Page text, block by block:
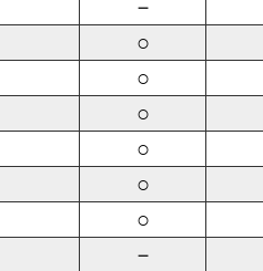
－
○
○
○
○
○
○
－